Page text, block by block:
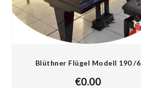
Blüthner Flügel Modell 190 /6
€0.00